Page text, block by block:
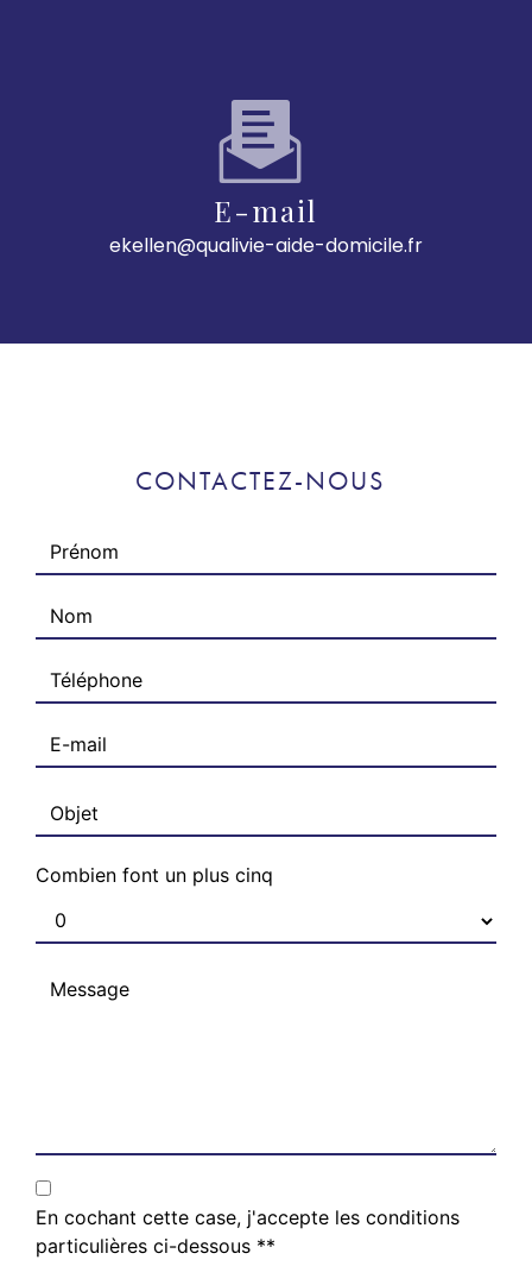
E-mail
ekellen@qualivie-aide-domicile.fr
CONTACTEZ-NOUS
Combien font un plus cinq
En cochant cette case, j'accepte les conditions
particulières ci-dessous **